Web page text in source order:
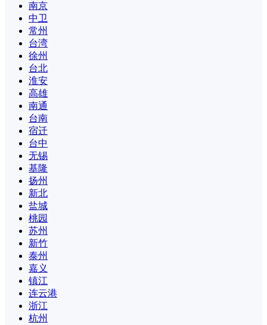
南京
中卫
常州
台湾
徐州
台北
淮安
高雄
南通
台南
宿迁
台中
无锡
基隆
扬州
新北
盐城
桃园
苏州
新竹
泰州
嘉义
镇江
连云港
浙江
杭州